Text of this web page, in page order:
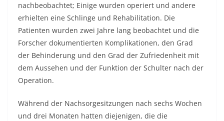
nachbeobachtet; Einige wurden operiert und andere
erhielten eine Schlinge und Rehabilitation. Die
Patienten wurden zwei Jahre lang beobachtet und die
Forscher dokumentierten Komplikationen, den Grad
der Behinderung und den Grad der Zufriedenheit mit
dem Aussehen und der Funktion der Schulter nach der
Operation.
Während der Nachsorgesitzungen nach sechs Wochen
und drei Monaten hatten diejenigen, die die